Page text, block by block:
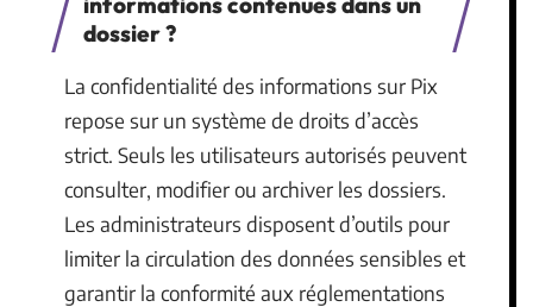
dossier ?
La confidentialité des informations sur Pix
repose sur un système de droits d’accès
strict. Seuls les utilisateurs autorisés peuvent
consulter, modifier ou archiver les dossiers.
Les administrateurs disposent d’outils pour
limiter la circulation des données sensibles et
garantir la conformité aux réglementations